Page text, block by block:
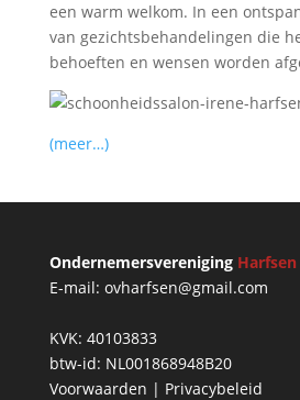
een warm welkom. In een
van gezichtsbehandelingen die
behoeften en wensen worden
(meer…)
Ondernemersvereniging Harfsen
E-mail: ovharfsen@gmail.com
KVK: 40103833
btw-id: NL001868948B20
Voorwaarden | Privacybeleid